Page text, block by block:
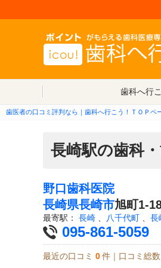
歯科へ行
歯医者の口コミ評判なら｜歯科へ行こう！ＴＯＰペ
長崎駅の歯科
野口歯科医院
長崎県長崎市旭町1-
最寄駅： 長崎 八千代町 長
095-861-5059
最近の口コミ 0 件｜口コミ総数